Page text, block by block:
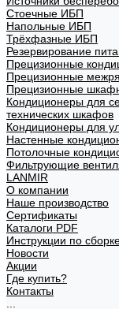
Стоечные ИБП
Напольные ИБП
Трёхфазные ИБП
Резервирование
Прецизионные
Прецизионные
Прецизионные
Кондиционеры для
технических шкафов
Кондиционеры для
Настенные
Потолочные
Фильтрующие
LANMIR
О компании
Наше производство
Сертификаты
Каталоги PDF
Инструкции по
Новости
Акции
Где купить?
Контакты